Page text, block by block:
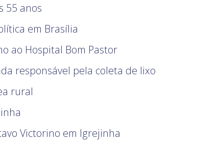
55 anos
em Brasília
ao Hospital Bom Pastor
responsável pela coleta de lixo
rural
Victorino em Igrejinha